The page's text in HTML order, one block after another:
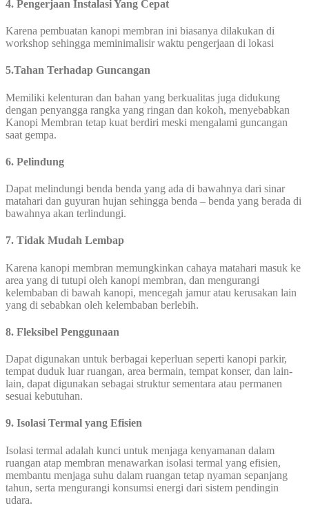
4. Pengerjaan Instalasi Yang Cepat
Karena pembuatan kanopi membran ini biasanya dilakukan di
workshop sehingga meminimalisir waktu pengerjaan di lokasi
5.Tahan Terhadap Guncangan
Memiliki kelenturan dan bahan yang berkualitas juga didukung
dengan penyangga rangka yang ringan dan kokoh, menyebabkan
Kanopi Membran tetap kuat berdiri meski mengalami guncangan
saat gempa.
6. Pelindung
Dapat melindungi benda benda yang ada di bawahnya dari sinar
matahari dan guyuran hujan sehingga benda – benda yang berada di
bawahnya akan terlindungi.
7. Tidak Mudah Lembap
Karena kanopi membran memungkinkan cahaya matahari masuk ke
area yang di tutupi oleh kanopi membran, dan mengurangi
kelembaban di bawah kanopi, mencegah jamur atau kerusakan lain
yang di sebabkan oleh kelembaban berlebih.
8. Fleksibel Penggunaan
Dapat digunakan untuk berbagai keperluan seperti kanopi parkir,
tempat duduk luar ruangan, area bermain, tempat konser, dan lain-
lain, dapat digunakan sebagai struktur sementara atau permanen
sesuai kebutuhan.
9. Isolasi Termal yang Efisien
Isolasi termal adalah kunci untuk menjaga kenyamanan dalam
ruangan atap membran menawarkan isolasi termal yang efisien,
membantu menjaga suhu dalam ruangan tetap nyaman sepanjang
tahun, serta mengurangi konsumsi energi dari sistem pendingin
udara.